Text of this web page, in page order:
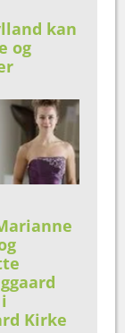
kan
og
Kirke